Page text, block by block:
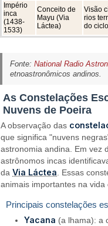
Império
inca
(1438-
1533)
Conceito de
Mayu (Via
Láctea)
Visão
rios
do
Fonte: National Radio
etnoastronômicos andinos.
As Constelações
Nuvens de Poeira
A observação das
que significa "nuvens
astronomia andina. Em vez
astrônomos incas
daVia Láctea. Essas
animais importantes na
Principais constelações
Yacana (a lhama): a